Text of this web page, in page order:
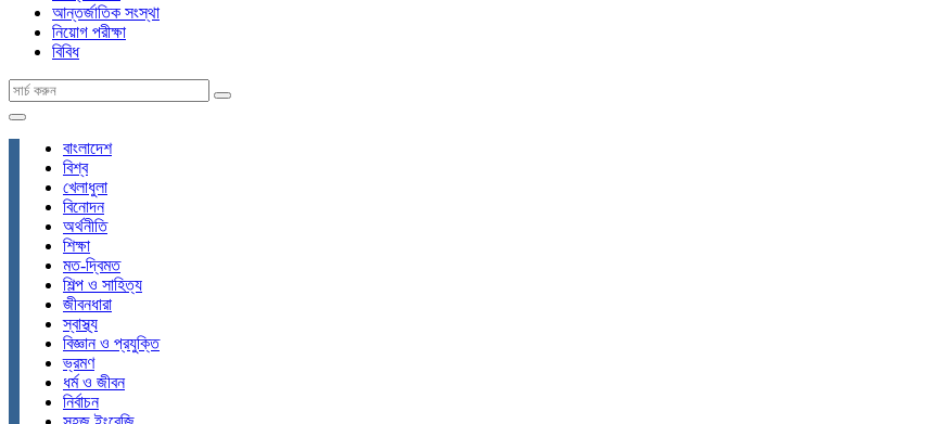
আন্তর্জাতিক সংস্থা
নিয়োগ পরীক্ষা
বিবিধ
বাংলাদেশ
বিশ্ব
খেলাধুলা
বিনোদন
অর্থনীতি
শিক্ষা
মত-দ্বিমত
শিল্প ও সাহিত্য
জীবনধারা
স্বাস্থ্য
বিজ্ঞান ও প্রযুক্তি
ভ্রমণ
ধর্ম ও জীবন
নির্বাচন